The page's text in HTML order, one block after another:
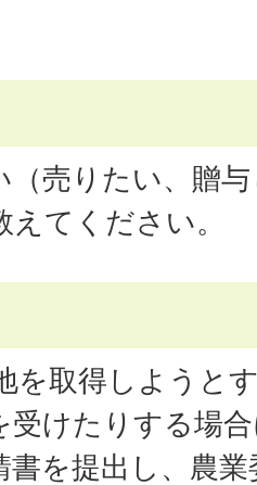
（売りたい、贈
てください。
を取得しようと
受けたりする場
書を提出し、農